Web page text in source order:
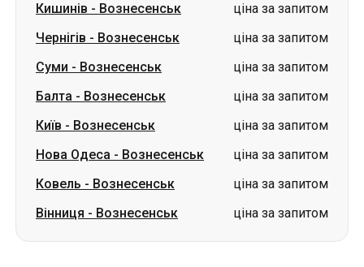
Кишинів - Вознесенськ
ціна за запитом
Чернігів - Вознесенськ
ціна за запитом
Суми - Вознесенськ
ціна за запитом
Балта - Вознесенськ
ціна за запитом
Київ - Вознесенськ
ціна за запитом
Нова Одеса - Вознесенськ
ціна за запитом
Ковель - Вознесенськ
ціна за запитом
Вінниця - Вознесенськ ціна за запитом